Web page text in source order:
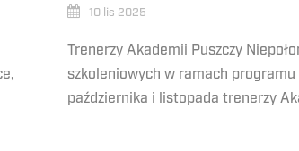
10 lis 2025
Trenerzy Akademii Puszczy
szkoleniowych w ramach
października i listopada trenerzy